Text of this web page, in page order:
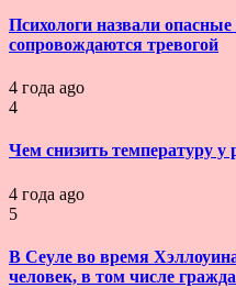
Психологи назвали
сопровождаются тревогой
4 года ago
4
Чем снизить температуру у
4 года ago
5
В Сеуле во время
человек, в том числе